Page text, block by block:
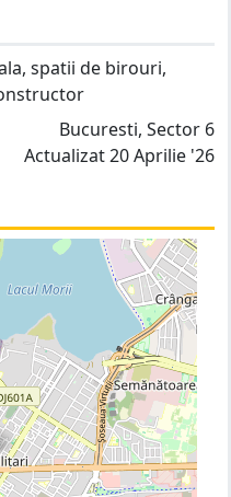
spatii de birouri,
Bucuresti, Sector 6
Actualizat 20 Aprilie '26